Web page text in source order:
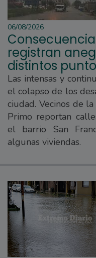
06/08/2026
registran
distintos
Las intensas y
el colapso de los
ciudad. Vecinos de
Primo reportan
el barrio San
algunas viviendas.